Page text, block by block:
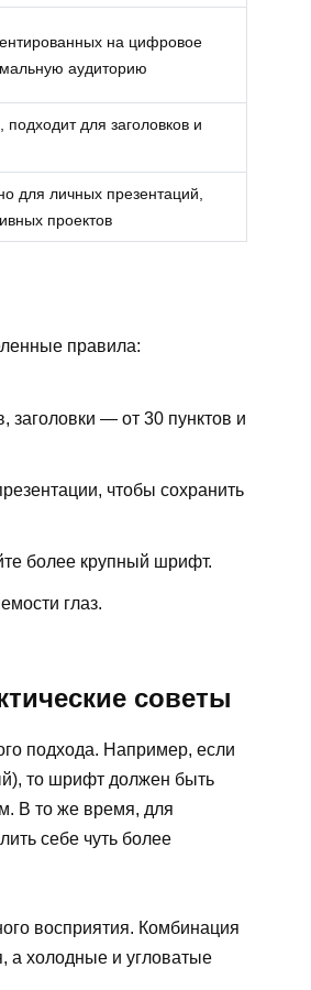
на цифровое
аудиторию
для заголовков и
для личных презентаций,
проектов
правила:
заголовки — от 30 пунктов и
чтобы сохранить
более крупный шрифт.
глаз.
советы
подхода. Например, если
то шрифт должен быть
В то же время, для
себе чуть более
восприятия. Комбинация
а холодные и угловатые